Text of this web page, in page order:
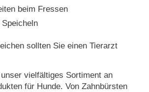
beim Fressen
sollten Sie einen Tierarzt
vielfältiges Sortiment an
für Hunde. Von Zahnbürsten